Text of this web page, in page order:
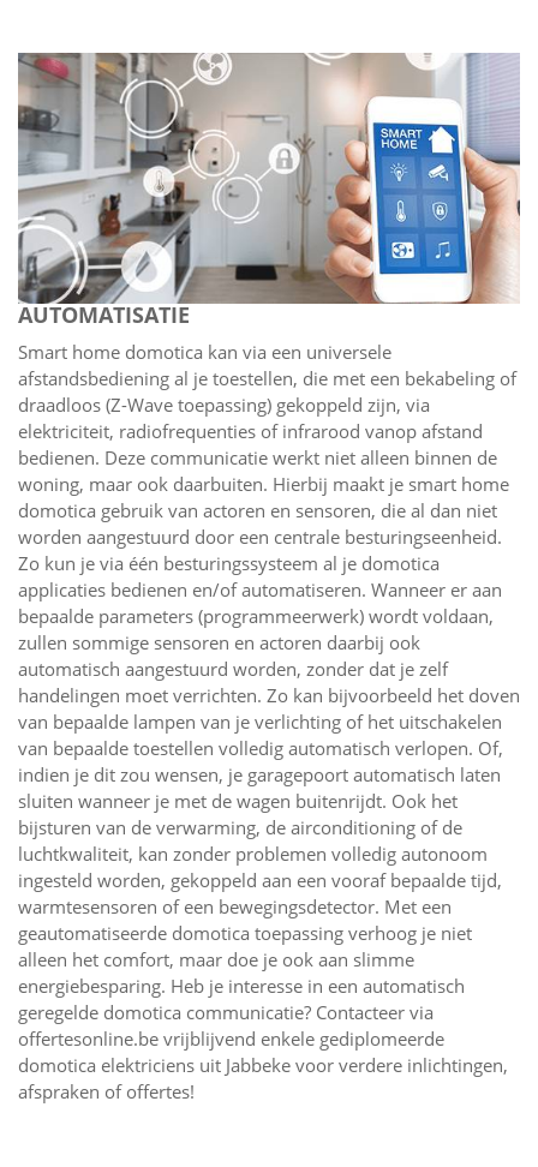
AUTOMATISATIE
Smart home domotica kan via een universele
afstandsbediening al je toestellen, die met een bekabeling of
draadloos (Z-Wave toepassing) gekoppeld zijn, via
elektriciteit, radiofrequenties of infrarood vanop afstand
bedienen. Deze communicatie werkt niet alleen binnen de
woning, maar ook daarbuiten. Hierbij maakt je smart home
domotica gebruik van actoren en sensoren, die al dan niet
worden aangestuurd door een centrale besturingseenheid.
Zo kun je via één besturingssysteem al je domotica
applicaties bedienen en/of automatiseren. Wanneer er aan
bepaalde parameters (programmeerwerk) wordt voldaan,
zullen sommige sensoren en actoren daarbij ook
automatisch aangestuurd worden, zonder dat je zelf
handelingen moet verrichten. Zo kan bijvoorbeeld het doven
van bepaalde lampen van je verlichting of het uitschakelen
van bepaalde toestellen volledig automatisch verlopen. Of,
indien je dit zou wensen, je garagepoort automatisch laten
sluiten wanneer je met de wagen buitenrijdt. Ook het
bijsturen van de verwarming, de airconditioning of de
luchtkwaliteit, kan zonder problemen volledig autonoom
ingesteld worden, gekoppeld aan een vooraf bepaalde tijd,
warmtesensoren of een bewegingsdetector. Met een
geautomatiseerde domotica toepassing verhoog je niet
alleen het comfort, maar doe je ook aan slimme
energiebesparing. Heb je interesse in een automatisch
geregelde domotica communicatie? Contacteer via
offertesonline.be vrijblijvend enkele gediplomeerde
domotica elektriciens uit Jabbeke voor verdere inlichtingen,
afspraken of offertes!